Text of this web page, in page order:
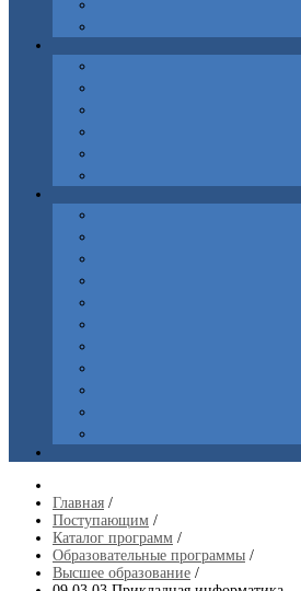
Главная /
Поступающим /
Каталог программ /
Образовательные программы /
Высшее образование /